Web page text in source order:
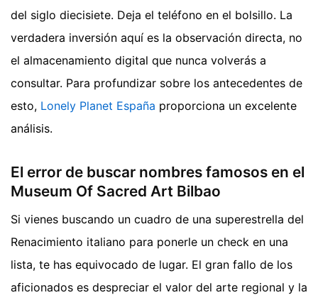
del siglo diecisiete. Deja el teléfono en el bolsillo. La
verdadera inversión aquí es la observación directa, no
el almacenamiento digital que nunca volverás a
consultar. Para profundizar sobre los antecedentes de
esto, Lonely Planet España proporciona un excelente
análisis.
El error de buscar nombres famosos en el
Museum Of Sacred Art Bilbao
Si vienes buscando un cuadro de una superestrella del
Renacimiento italiano para ponerle un check en una
lista, te has equivocado de lugar. El gran fallo de los
aficionados es despreciar el valor del arte regional y la